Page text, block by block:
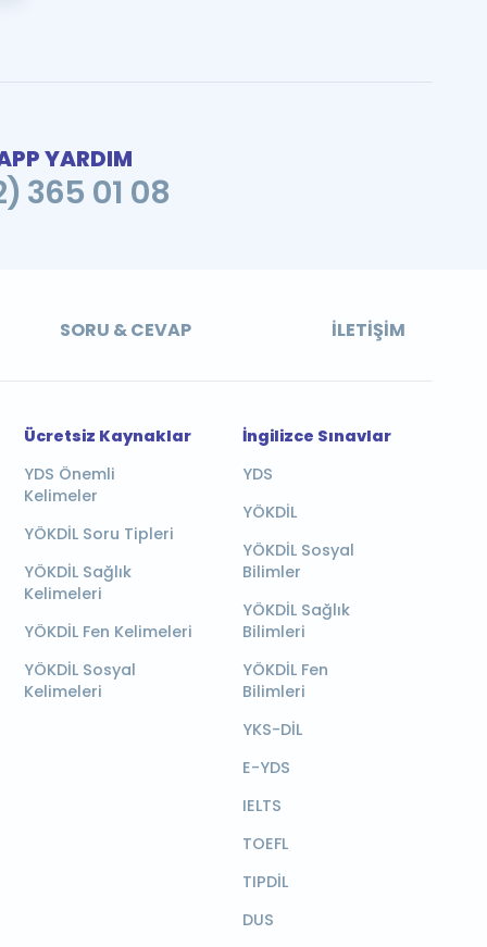
YARDIM
365 01 08
SORU & CEVAP İLETIŞIM
Ücretsiz Kaynaklar
YDS Önemli
Kelimeler
YÖKDİL Soru Tipleri
YÖKDİL Sağlık
Kelimeleri
YÖKDİL Fen Kelimeleri
YÖKDİL Sosyal
Kelimeleri
İngilizce Sınavlar
YDS
YÖKDİL
YÖKDİL Sosyal
Bilimler
YÖKDİL Sağlık
Bilimleri
YÖKDİL Fen
Bilimleri
YKS-DİL
E-YDS
IELTS
TOEFL
TIPDİL
DUS